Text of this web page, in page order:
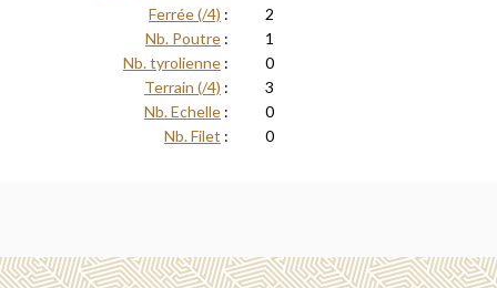
Ferrée (/4) :
2
Nb. Poutre :
1
Nb. tyrolienne :
0
Terrain (/4) :
3
Nb. Echelle :
0
Nb. Filet : 0